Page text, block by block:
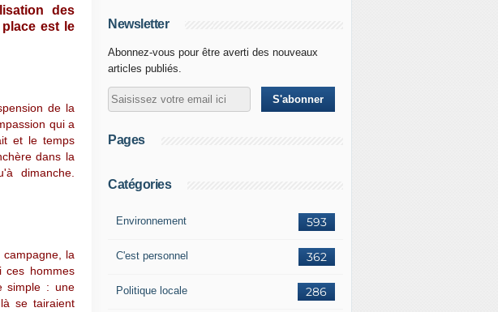
des
est le
de la
qui a
et le temps
dans la
dimanche.
la
ces hommes
simple : une
se tairaient
Newsletter
Abonnez-vous pour être averti des nouveaux
articles publiés.
Pages
Catégories
593
Environnement
362
C'est personnel
286
Politique locale